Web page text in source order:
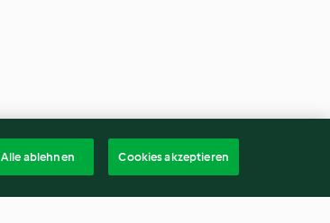
Alle ablehnen Cookies akzeptieren